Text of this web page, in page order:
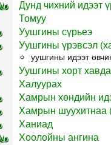
Дунд чихний идээт
Томуу
Уушгины сүрьеэ
Уушгины үрэвсэл
уушгины идээт
Уушгины хорт
Халуурах
Хамрын хөндийн
Хамрын шуухитнаа
Ханиад
Хоолойны ангина